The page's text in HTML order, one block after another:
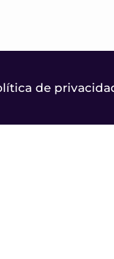
de